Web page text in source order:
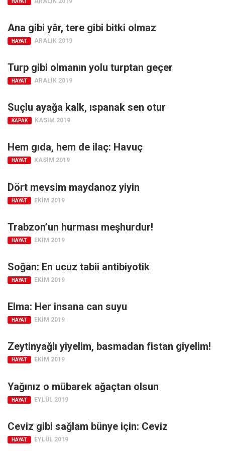
Spor
Manzara
Sağlık
Gıda-Beslenme
Türkiye
Dünya
Avrupa
Amerika
Avustralya
Tarih
Düşünce
Ana gibi yâr, tere gibi bitki olmaz
HAYAT ARALIK 2019
Turp gibi olmanın yolu turptan geçer
HAYAT ARALIK 2019
Suçlu ayağa kalk, ıspanak sen otur
KAPAK KASIM 2019
Hem gıda, hem de ilaç: Havuç
HAYAT KASIM 2019
Dört mevsim maydanoz yiyin
HAYAT EKIM 2019
Trabzon’un hurması meşhurdur!
HAYAT EKIM 2019
Soğan: En ucuz tabii antibiyotik
HAYAT EKIM 2019
Elma: Her insana can suyu
HAYAT EKIM 2019
Zeytinyağlı yiyelim, basmadan fistan giyelim!
HAYAT EKIM 2019
Yağınız o mübarek ağaçtan olsun
HAYAT EYLÜL 2019
Ceviz gibi sağlam bünye için: Ceviz
HAYAT EYLÜL 2019